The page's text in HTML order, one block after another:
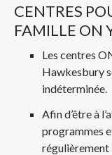
CENTRES
FAMILLE ON
Les centres
Hawkesbury
indéterminée.
Afin d’être à
programmes
régulièrement